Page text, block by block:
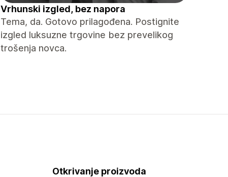
Vrhunski izgled, bez napora
Tema, da. Gotovo prilagođena. Postignite
izgled luksuzne trgovine bez prevelikog
trošenja novca.
Otkrivanje proizvoda